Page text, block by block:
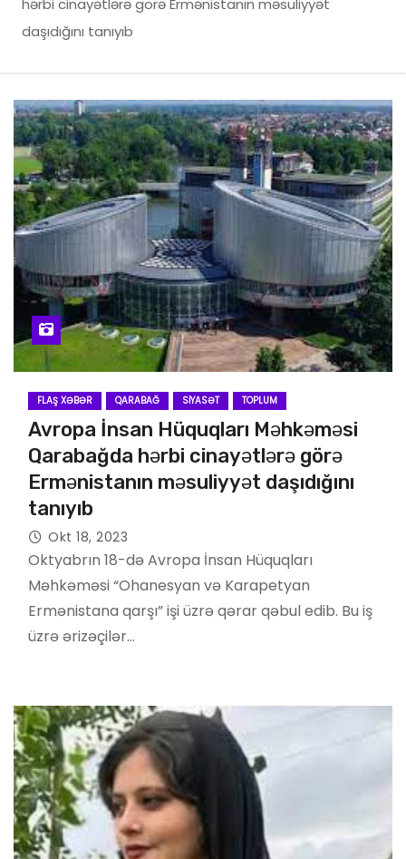
daşıdığını tanıyıb
FLAŞ XƏBƏR QARABAĞ SIYASƏT TOPLUM
Avropa İnsan Hüquqları Məhkəməsi
Qarabağda hərbi cinayətlərə görə
Ermənistanın məsuliyyət daşıdığını
tanıyıb
Okt 18, 2023
Oktyabrın 18-də Avropa İnsan Hüquqları
Məhkəməsi “Ohanesyan və Karapetyan
Ermənistana qarşı” işi üzrə qərar qəbul edib. Bu iş
üzrə ərizəçilər…